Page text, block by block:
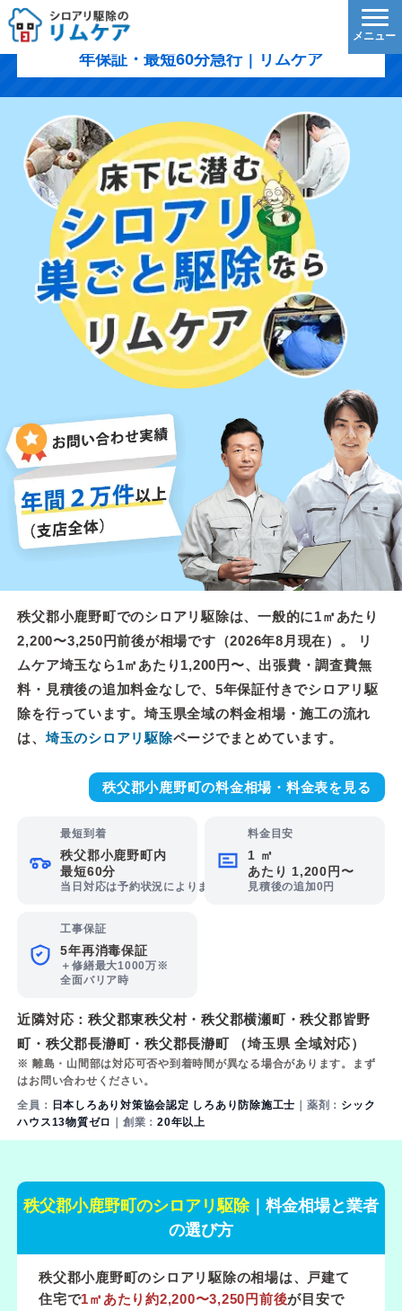
秩父郡小鹿野町のシロアリ駆除｜1,200円/㎡〜・5
年保証・最短60分急行｜リムケア
秩父郡小鹿野町でのシロアリ駆除は、一般的に1㎡あたり
2,200〜3,250円前後が相場です（2026年8月現在）。 リ
ムケア埼玉なら1㎡あたり1,200円〜、出張費・調査費無
料・見積後の追加料金なしで、5年保証付きでシロアリ駆
除を行っています。埼玉県全域の料金相場・施工の流れ
は、埼玉のシロアリ駆除ページでまとめています。
秩父郡小鹿野町の料金相場・料金表を見る
最短到着
秩父郡小鹿野町内
最短60分
当日対応は予約状況によります
料金目安
1 ㎡
あたり 1,200円〜
見積後の追加0円
工事保証
5年再消毒保証
＋修繕最大1000万※
全面バリア時
近隣対応：秩父郡東秩父村・秩父郡横瀬町・秩父郡皆野
町 ・ 秩父郡長瀞町・秩父郡長瀞町（埼玉県 全域対応）
※ 離島・山間部は対応可否や到着時間が異なる場合があります。まず
はお問い合わせください。
全員： 日本しろあり対策協会認定 しろあり防除施工士 ｜薬剤： シック
ハウス13物質ゼロ ｜創業：20年以上
秩父郡小鹿野町のシロアリ駆除｜料金相場と業者
の選び方
秩父郡小鹿野町のシロアリ駆除の相場は、戸建て
住宅で1㎡あたり約2,200〜3,250円前後が目安で